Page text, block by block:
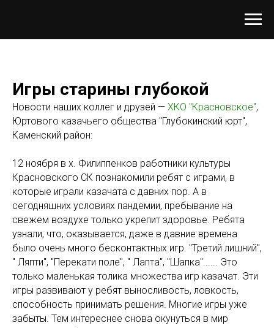
Игры старины глубокой
Новости наших коллег и друзей — ХКО "Красновское",
Юртового казачьего общества "Глубокинский юрт",
Каменский район:
12 ноября в х. Филиппенков работники культуры
Красновского СК познакомили ребят с играми, в
которые играли казачата с давних пор. А в
сегодняшних условиях пандемии, пребывание на
свежем воздухе только укрепит здоровье. Ребята
узнали, что, оказывается, даже в давние времена
было очень много бесконтактных игр. "Третий лишний",
" Ляпти", "Перекати поле", " Лапта", "Шапка"...... Это
только маленькая толика множества игр казачат. Эти
игры развивают у ребят выносливость, ловкость,
способность принимать решения. Многие игры уже
забыты. Тем интереснее снова окунуться в мир